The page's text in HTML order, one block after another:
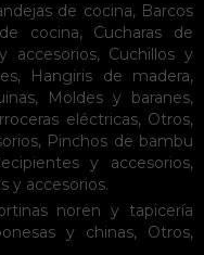
de cocina, Barcos
cocina, Cucharas de
accesorios, Cuchillos y
, Hangiris de madera,
, Moldes y baranes,
eléctricas, Otros,
, Pinchos de bambu
y accesorios,
y accesorios.
noren y tapicería
y chinas, Otros,